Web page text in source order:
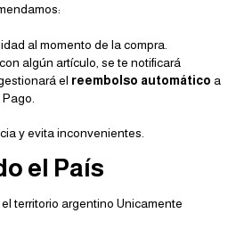
al momento de la compra.
algún artículo, se te notificará
el reembolso automático a
y evita inconvenientes.
el País
territorio argentino Unicamente